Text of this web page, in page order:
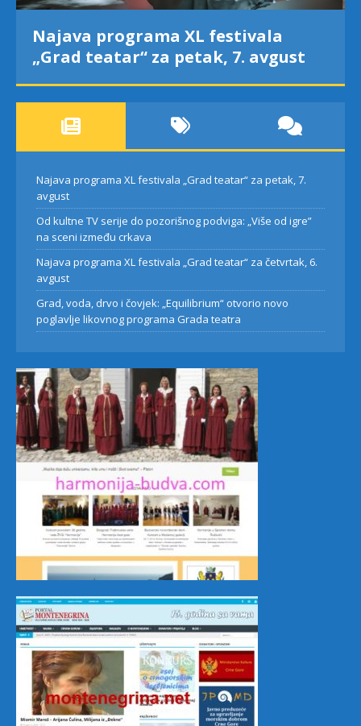
Najava programa XL festivala
„Grad teatar“ za petak, 7. avgust
Najava programa XL festivala „Grad teatar“ za petak, 7.
avgust
Od kultne TV serije do pozorišnog podviga: „Više od igre”
na sceni između crkava
Najava programa XL festivala „Grad teatar“ za četvrtak, 6.
avgust
Grad, voda, drvo i čovjek: „Equilibrium“ otvorio novo
poglavlje likovnog programa Grada teatra